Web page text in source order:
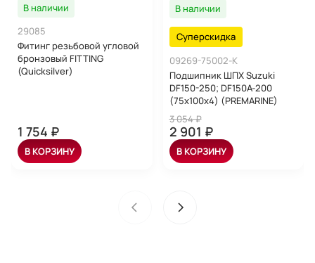
В наличии
29085
Фитинг резьбовой угловой
бронзовый FITTING
(Quicksilver)
1 754 ₽
В КОРЗИНУ
В наличии
Суперскидка
09269-75002-K
Подшипник ШПХ Suzuki
DF150-250; DF150A-200
(75х100х4) (PREMARINE)
3 054 ₽
2 901 ₽
В КОРЗИНУ